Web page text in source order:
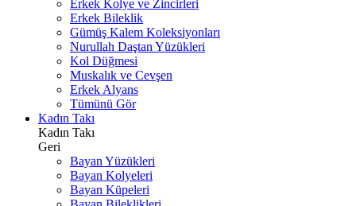
Erkek Kolye ve Zincirleri
Erkek Bileklik
Gümüş Kalem Koleksiyonları
Nurullah Daştan Yüzükleri
Kol Düğmesi
Muskalık ve Cevşen
Erkek Alyans
Tümünü Gör
Kadın Takı
Kadın Takı
Geri
Bayan Yüzükleri
Bayan Kolyeleri
Bayan Küpeleri